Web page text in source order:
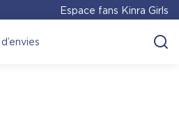
Espace fans Kinra Girls